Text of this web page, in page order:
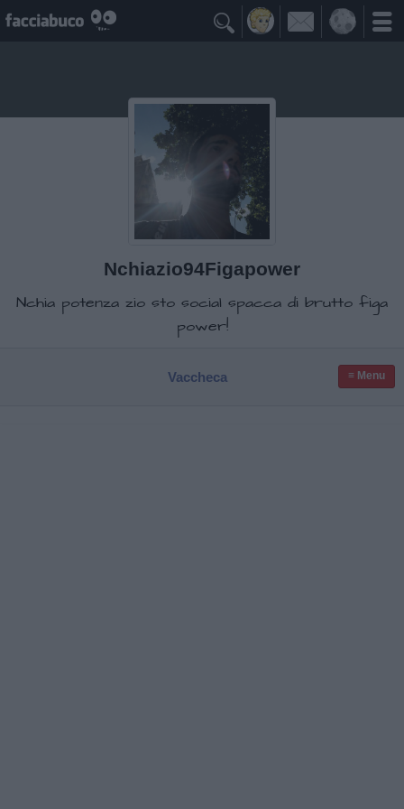

Nchiazio94Figapower
Nchia potenza zio sto social spacca di brutto figa
power!
Vaccheca ≡ Menu